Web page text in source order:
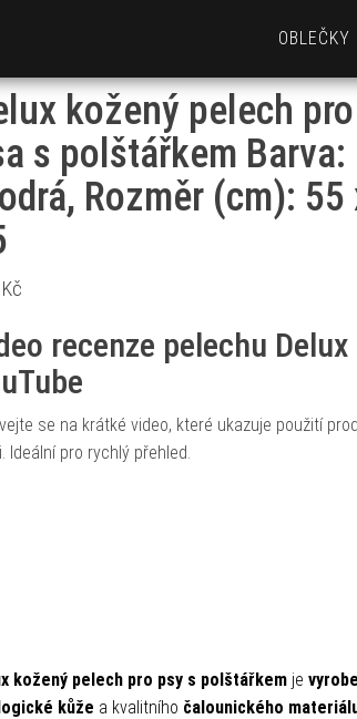
kožený pelech pro
s polštářkem Barva:
Rozměr (cm): 55
Kč
recenze pelechu
se na krátké video, které ukazuje použití
Ideální pro rychlý přehled.
kožený pelech pro psy s polštářkemje
kůže a kvalitního čalounického